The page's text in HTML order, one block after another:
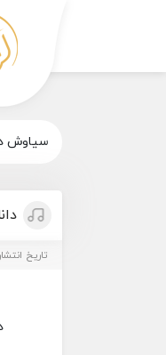
سیاوش
تاریخ انتشار : 1